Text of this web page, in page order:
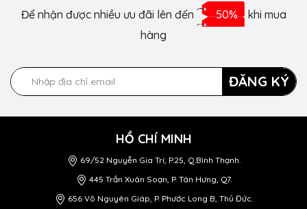
Để nhận được nhiều ưu đãi lên đến 50% khi mua
hàng
ĐĂNG KÝ
HỒ CHÍ MINH
69/52 Nguyễn Gia Trí, P.25, Q.Bình Thạnh.
445 Trần Xuân Soạn, P. Tân Hưng, Q7.
656 Võ Nguyên Giáp, P. Phước Long B, Thủ Đức.